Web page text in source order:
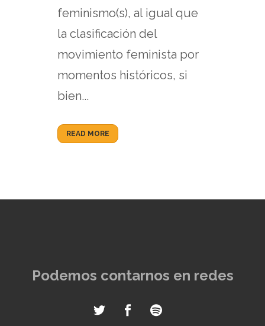
feminismo(s), al igual que
la clasificación del
movimiento feminista por
momentos históricos, si
bien...
READ MORE
Podemos contarnos en redes